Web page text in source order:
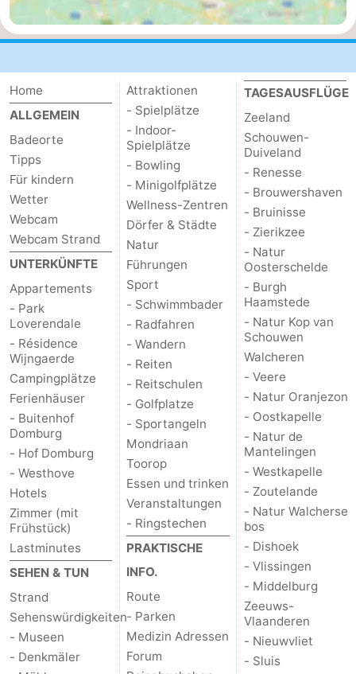
Mantelingen
Zoutelande
-
Walcherse
bos
Dishoek
-
Vlissingen
-
Middelburg
Zeeuws-
Vlaanderen
-
Nieuwvliet
-
Cadzand
-
Natur
Het
Zwin
Wetter
Kontakt
Home
ALLGEMEIN
Badeorte
Tipps
Für kindern
Wetter
Webcam
Webcam Strand
UNTERKÜNFTE
Appartements
- Park
Loverendale
- Résidence
Wijngaerde
Campingplätze
Ferienhäuser
- Buitenhof
Domburg
- Hof Domburg
- Westhove
Hotels
Zimmer (mit
Frühstück)
Lastminutes
SEHEN & TUN
Strand
Sehenswürdigkeiten
- Museen
- Denkmäler
Attraktionen
- Spielplätze
- Indoor-
Spielplätze
- Bowling
- Minigolfplätze
Wellness-Zentren
Dörfer & Städte
Natur
Führungen
Sport
- Schwimmbader
- Radfahren
- Wandern
- Reiten
- Reitschulen
- Golfplatze
- Sportangeln
Mondriaan
Toorop
Essen und trinken
Veranstaltungen
- Ringstechen
PRAKTISCHE
INFO.
Route
- Parken
Medizin Adressen
Forum
TAGESAUSFLÜGE
Zeeland
Schouwen-
Duiveland
- Renesse
- Brouwershaven
- Bruinisse
- Zierikzee
- Natur
Oosterschelde
- Burgh
Haamstede
- Natur Kop van
Schouwen
Walcheren
- Veere
- Natur Oranjezon
- Oostkapelle
- Natur de
Mantelingen
- Westkapelle
- Zoutelande
- Natur Walcherse
bos
- Dishoek
- Vlissingen
- Middelburg
Zeeuws-
Vlaanderen
- Nieuwvliet
- Sluis